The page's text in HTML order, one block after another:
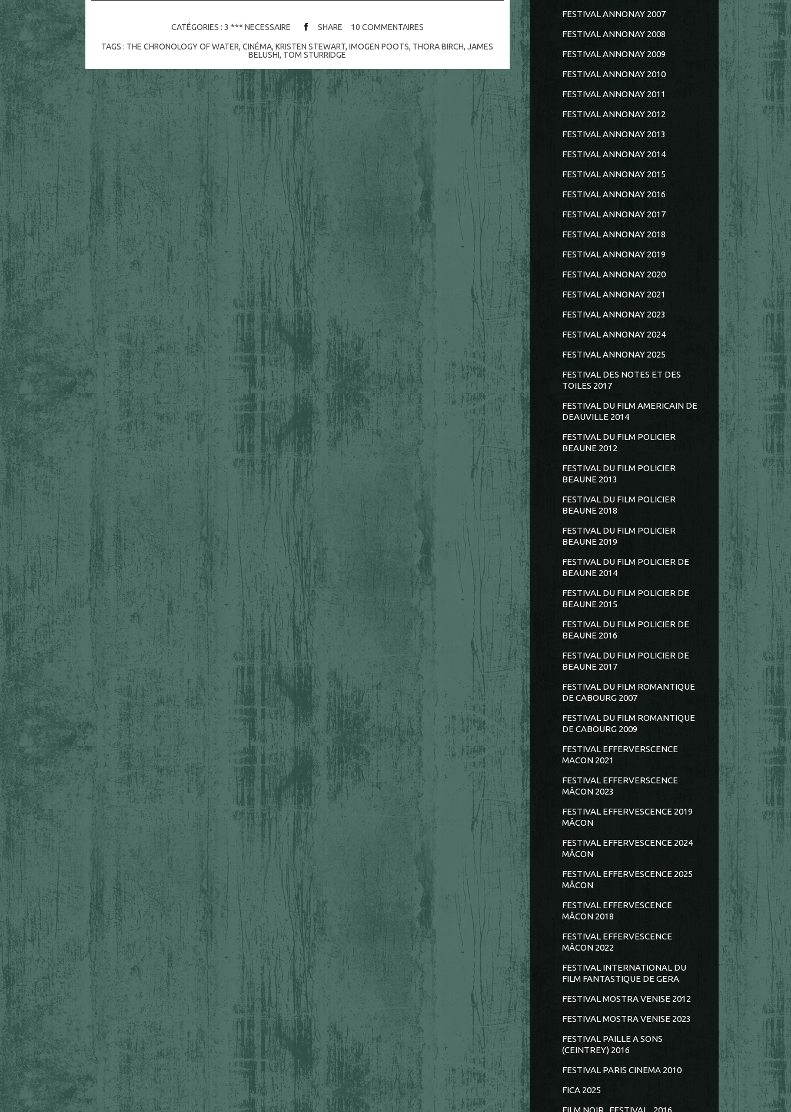
CATÉGORIES : 3 *** NECESSAIRE SHARE 10 COMMENTAIRES
TAGS : THE CHRONOLOGY OF WATER,CINÉMA,KRISTEN STEWART,IMOGEN POOTS, THORA BIRCH,JAMES
BELUSHI, TOM STURRIDGE
FESTIVAL ANNONAY 2007
FESTIVAL ANNONAY 2008
FESTIVAL ANNONAY 2009
FESTIVAL ANNONAY 2010
FESTIVAL ANNONAY 2011
FESTIVAL ANNONAY 2012
FESTIVAL ANNONAY 2013
FESTIVAL ANNONAY 2014
FESTIVAL ANNONAY 2015
FESTIVAL ANNONAY 2016
FESTIVAL ANNONAY 2017
FESTIVAL ANNONAY 2018
FESTIVAL ANNONAY 2019
FESTIVAL ANNONAY 2020
FESTIVAL ANNONAY 2021
FESTIVAL ANNONAY 2023
FESTIVAL ANNONAY 2024
FESTIVAL ANNONAY 2025
FESTIVAL DES NOTES ET DES
TOILES 2017
FESTIVAL DU FILM AMERICAIN DE
DEAUVILLE 2014
FESTIVAL DU FILM POLICIER
BEAUNE 2012
FESTIVAL DU FILM POLICIER
BEAUNE 2013
FESTIVAL DU FILM POLICIER
BEAUNE 2018
FESTIVAL DU FILM POLICIER
BEAUNE 2019
FESTIVAL DU FILM POLICIER DE
BEAUNE 2014
FESTIVAL DU FILM POLICIER DE
BEAUNE 2015
FESTIVAL DU FILM POLICIER DE
BEAUNE 2016
FESTIVAL DU FILM POLICIER DE
BEAUNE 2017
FESTIVAL DU FILM ROMANTIQUE
DE CABOURG 2007
FESTIVAL DU FILM ROMANTIQUE
DE CABOURG 2009
FESTIVAL EFFERVERSCENCE
MACON 2021
FESTIVAL EFFERVERSCENCE
MÂCON 2023
FESTIVAL EFFERVESCENCE 2019
MÂCON
FESTIVAL EFFERVESCENCE 2024
MÂCON
FESTIVAL EFFERVESCENCE 2025
MÂCON
FESTIVAL EFFERVESCENCE
MÂCON 2018
FESTIVAL EFFERVESCENCE
MÂCON 2022
FESTIVAL INTERNATIONAL DU
FILM FANTASTIQUE DE GERA
FESTIVAL MOSTRA VENISE 2012
FESTIVAL MOSTRA VENISE 2023
FESTIVAL PAILLE A SONS
(CEINTREY) 2016
FESTIVAL PARIS CINEMA 2010
FICA 2025